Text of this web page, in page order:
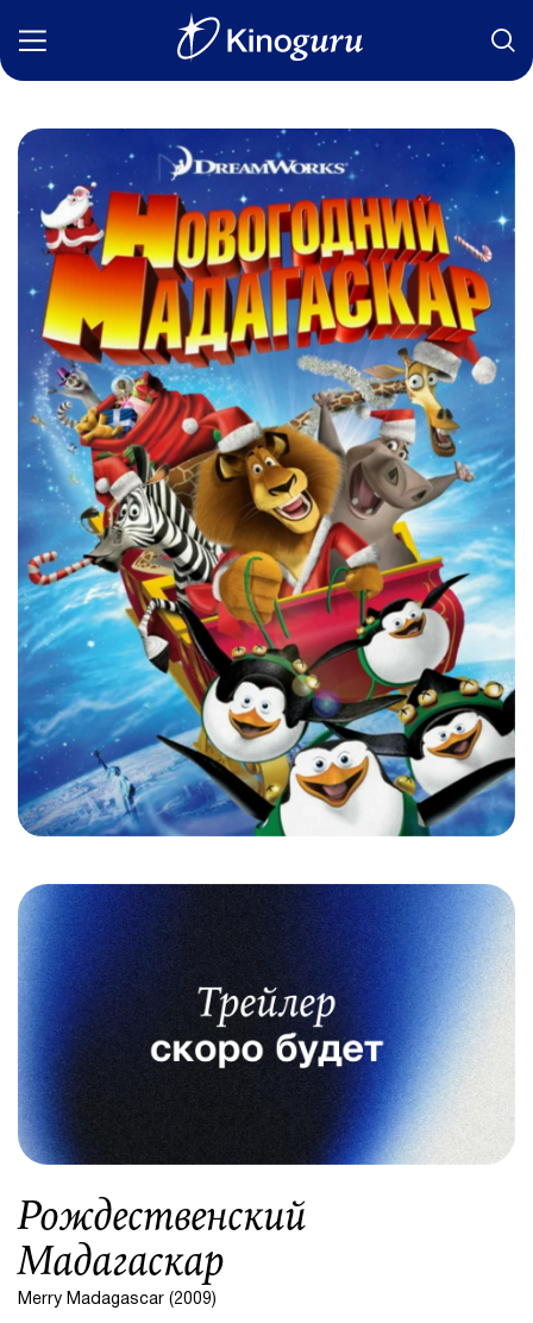
Фильмы
Статьи
Сериалы
Новости
Подборки
Рецензии
О нас
Авторы
Рождественский
Мадагаскар
Merry Madagascar (2009)